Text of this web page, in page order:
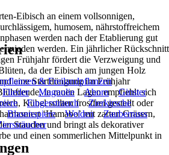
Eibisch an einem vollsonnigen,
humosem, nährstoffreichem
werden nach der Etablierung gut
werden. Ein jährlicher Rückschnitt
Frühjahr fördert die Verzweigung und
da der Eibisch am jungen Holz
eine Startdüngung im Frühjahr
in rauen Lagen empfiehlt sich
Kübel sollten frostfrei gestellt oder
‘Hamabo’ mit zarten Gräsern,
Stauden und bringt als dekorativer
und einen sommerlichen Mittelpunkt in
& Freilandpflanzen
Flieder Magnolie Ahorn
Ginster
Fingerstrauch
Zierkirsche
Blasenspiere Weiden
Zaubernuss